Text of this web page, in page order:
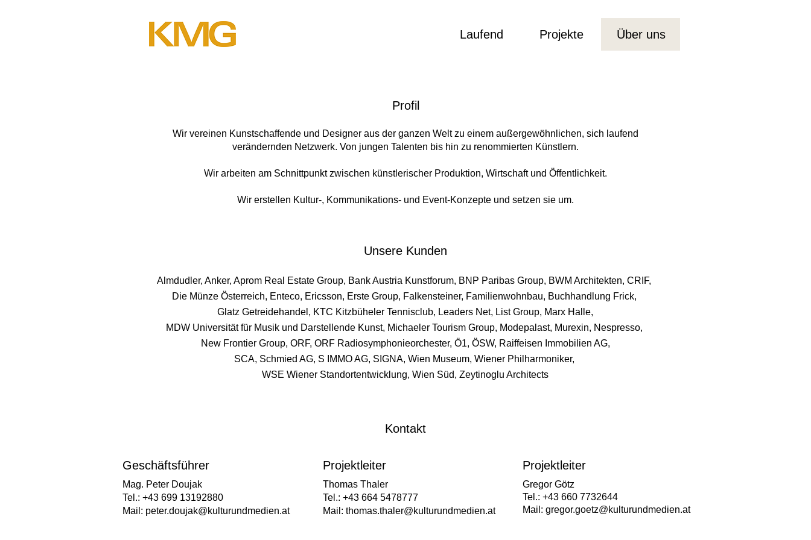
Laufend Projekte Über uns
Profil
Wir vereinen Kunstschaffende und Designer aus der ganzen Welt zu einem außergewöhnlichen, sich laufend
verändernden Netzwerk. Von jungen Talenten bis hin zu renommierten Künstlern.
Wir arbeiten am Schnittpunkt zwischen künstlerischer Produktion, Wirtschaft und Öffentlichkeit.
Wir erstellen Kultur-, Kommunikations- und Event-Konzepte und setzen sie um.
Unsere Kunden
Almdudler, Anker, Aprom Real Estate Group, Bank Austria Kunstforum, BNP Paribas Group, BWM Architekten, CRIF,
Die Münze Österreich, Enteco, Ericsson, Erste Group, Falkensteiner, Familienwohnbau, Buchhandlung Frick,
Glatz Getreidehandel, KTC Kitzbüheler Tennisclub, Leaders Net, List Group, Marx Halle,
MDW Universität für Musik und Darstellende Kunst, Michaeler Tourism Group, Modepalast, Murexin, Nespresso,
New Frontier Group, ORF, ORF Radiosymphonieorchester, Ö1, ÖSW, Raiffeisen Immobilien AG,
SCA, Schmied AG, S IMMO AG, SIGNA, Wien Museum, Wiener Philharmoniker,
WSE Wiener Standortentwicklung, Wien Süd, Zeytinoglu Architects
Geschäftsführer
Mag. Peter Doujak
Tel.: +43 699 13192880
Mail: peter.doujak@kulturundmedien.at
Projektleiter
Thomas Thaler
Tel.: +43 664 5478777
Mail: thomas.thaler@kulturundmedien.at
Projektleiter
Gregor Götz
Tel.: +43 660 7732644
Mail: gregor.goetz@kulturundmedien.at
Kontakt